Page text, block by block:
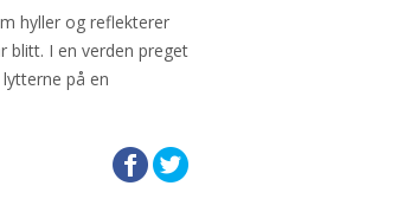
hyller og reflekterer
blitt. I en verden preget
på en